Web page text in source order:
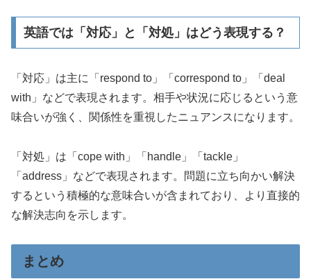
英語では「対応」と「対処」はどう表現する？
「対応」は主に「respond to」「correspond to」「deal
with」などで表現されます。相手や状況に応じるという意
味合いが強く、関係性を重視したニュアンスになります。
「対処」は「cope with」「handle」「tackle」
「address」などで表現されます。問題に立ち向かい解決
するという積極的な意味合いが含まれており、より直接的
な解決志向を示します。
まとめ